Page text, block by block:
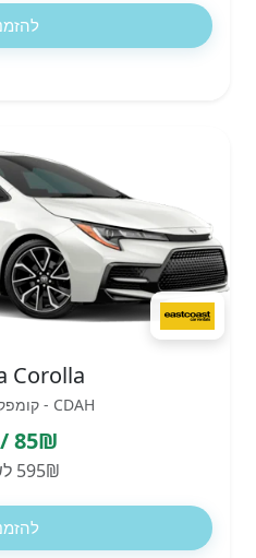
Corolla
CDAH - קומפקטי אוטומט
85₪ / יום
595₪ לשבוע